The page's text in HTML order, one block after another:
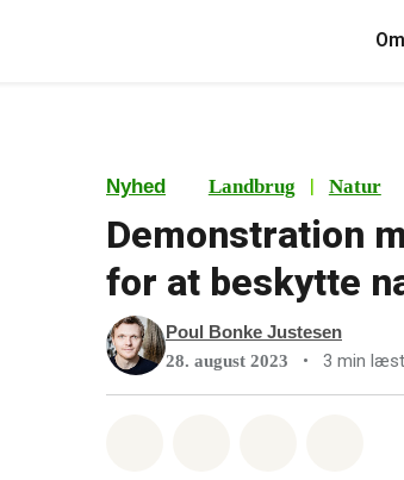
Nyhed Landbrug | Natur
Demonstration
for at beskytte
Poul Bonke Justesen
28. august 2023 • 3 min læst